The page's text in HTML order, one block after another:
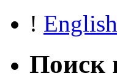
!
Поиск